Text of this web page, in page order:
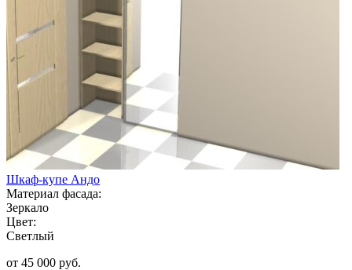
Шкаф-купе Андо
Материал фасада:
Зеркало
Цвет:
Светлый
от 45 000 руб.